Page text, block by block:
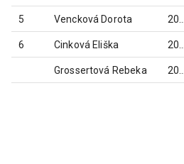
5 Vencková Dorota
6 Cinková Eliška
Grossertová Rebeka